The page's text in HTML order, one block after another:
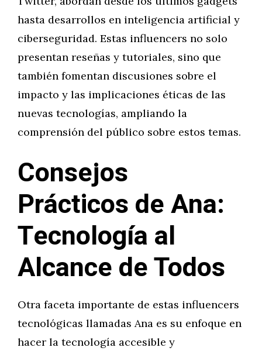
hasta desarrollos en inteligencia artificial y
ciberseguridad. Estas influencers no solo
presentan reseñas y tutoriales, sino que
también fomentan discusiones sobre el
impacto y las implicaciones éticas de las
nuevas tecnologías, ampliando la
comprensión del público sobre estos temas.
Consejos
Prácticos de Ana:
Tecnología al
Alcance de Todos
Otra faceta importante de estas influencers
tecnológicas llamadas Ana es su enfoque en
hacer la tecnología accesible y